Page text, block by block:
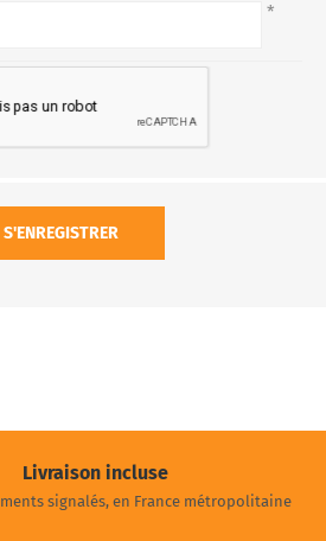
*
S'ENREGISTRER
Livraison incluse
signalés, en France métropolitaine